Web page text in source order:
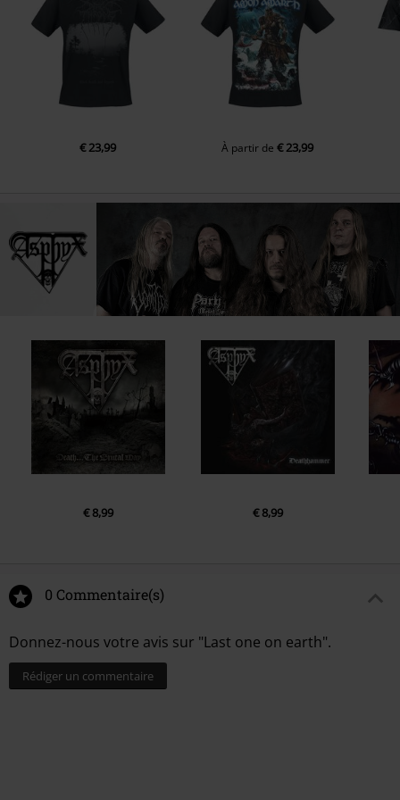
Wasteland Of Terror (Live)
The Sickening Dwell
Conjuration of chorongon (Evocation)
Diabolical Existence
€ 23,99 À partir de€ 23,99
€ 8,99 € 8,99
0 Commentaire(s)
Donnez-nous votre avis sur "Last one on earth".
Rédiger un commentaire